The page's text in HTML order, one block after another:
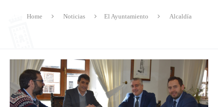
Home Noticias El Ayuntamiento Alcaldía